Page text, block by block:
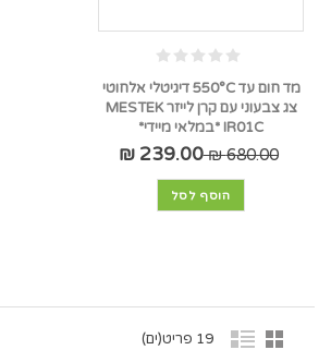
מד חום עד 550°C דיגיטלי אלחוטי
צג צבעוני עם קרן לייזר MESTEK
IR01C *במלאי מיידי*
680.00 ₪
239.00 ₪
הוסף לסל
19 פריט(ים)